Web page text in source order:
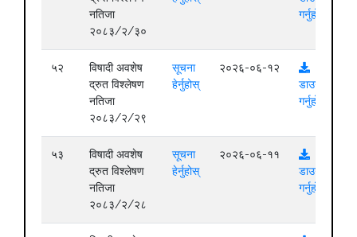
नतिजा
२०८३/२/३०
गर्नुहोस्
५२
विषादी अवशेष
द्रुत विश्लेषण
नतिजा
२०८३/२/२९
सूचना
हेर्नुहोस्
२०२६-०६-१२
डाउनलोड
गर्नुहोस्
५३
विषादी अवशेष
द्रुत विश्लेषण
नतिजा
२०८३/२/२८
सूचना
हेर्नुहोस्
२०२६-०६-११
डाउनलोड
गर्नुहोस्